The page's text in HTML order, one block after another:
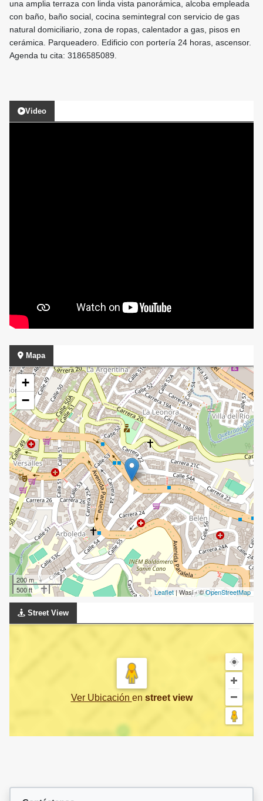
una amplia terraza con linda vista panorámica, alcoba empleada
con baño, baño social, cocina semintegral con servicio de gas
natural domiciliario, zona de ropas, calentador a gas, pisos en
cerámica. Parqueadero. Edificio con portería 24 horas, ascensor.
Agenda tu cita: 3186585089.
Video
Mapa
+
−
200 m
500 ft
Leaflet | Wasi - ©OpenStreetMap
Street View
Ver Ubicación en street view